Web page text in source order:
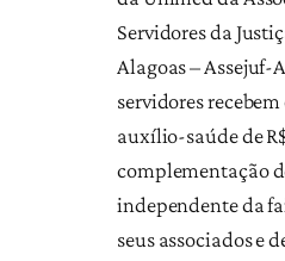
Servidores da
Alagoas – Assejuf-
servidores
auxílio-saúde de
complementação
independente da
seus associados e